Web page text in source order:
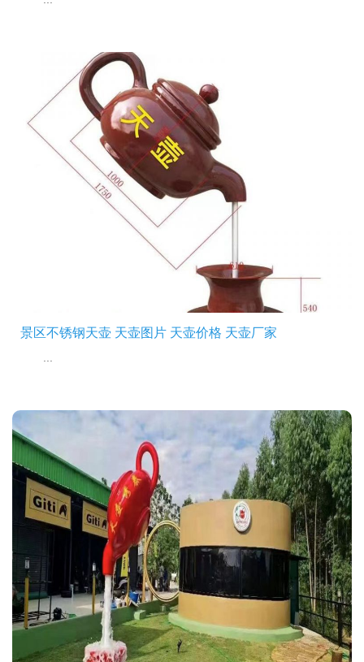
景区不锈钢天壶 天壶图片 天壶价格 天壶厂家
...